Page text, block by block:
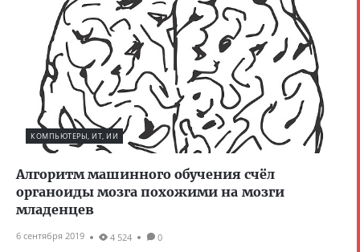
КОМПЬЮТЕРЫ, ИТ, ИИ
Алгоритм машинного обучения счёл
органоиды мозга похожими на мозги
младенцев
6 сентября 2019 4 524 0